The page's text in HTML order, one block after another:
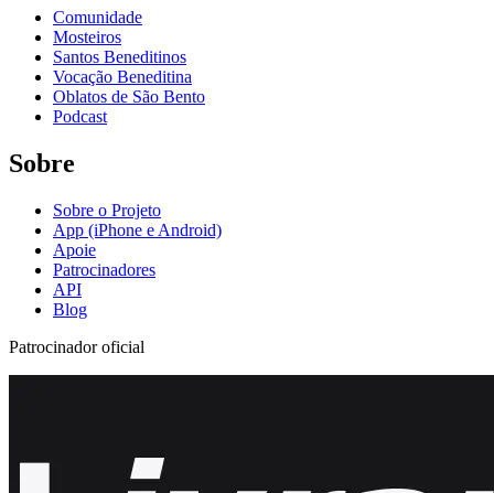
Comunidade
Mosteiros
Santos Beneditinos
Vocação Beneditina
Oblatos de São Bento
Podcast
Sobre
Sobre o Projeto
App (iPhone e Android)
Apoie
Patrocinadores
API
Blog
Patrocinador oficial